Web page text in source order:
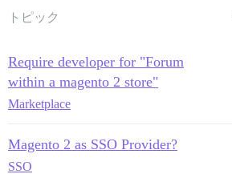
トピック
Require developer for "Forum
within a magento 2 store"
Marketplace
Magento 2 as SSO Provider?
SSO